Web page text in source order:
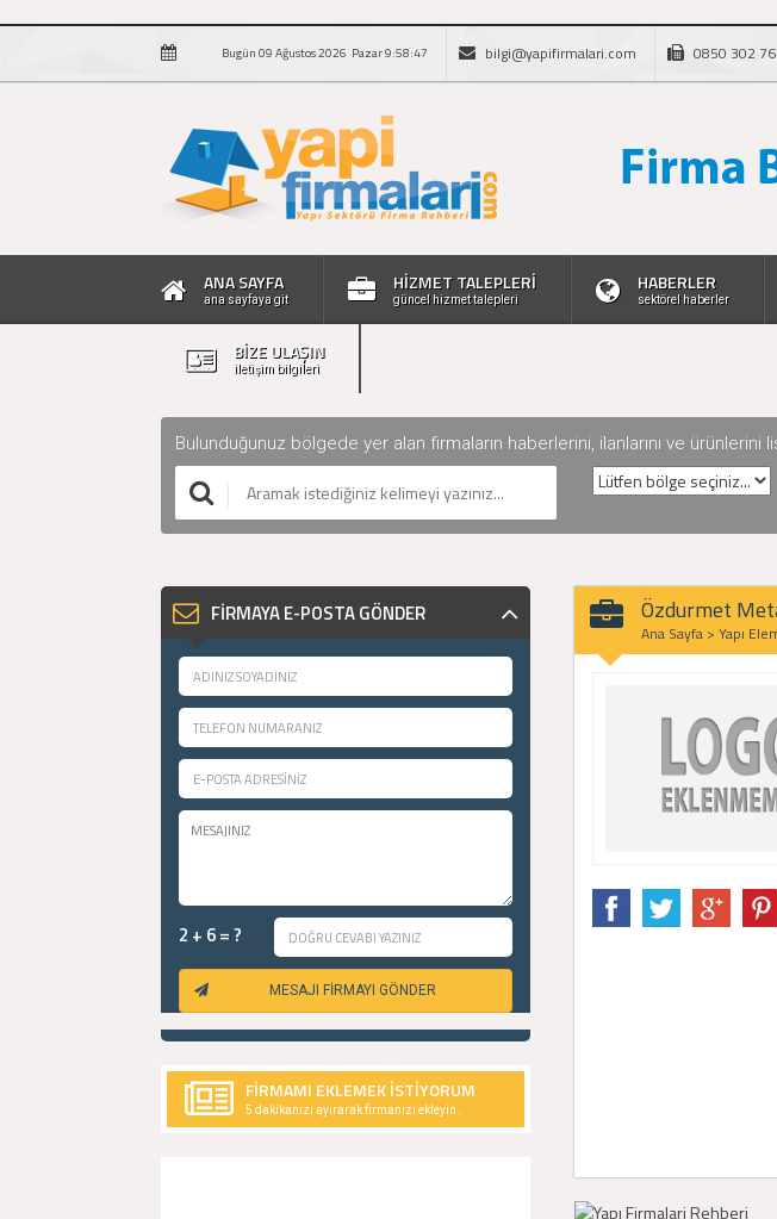
Bugün 09 Ağustos 2026 Pazar 9:58:48 bilgi@yapifirmalari.com 0850 302
ANA SAYFA
ana sayfaya git
HİZMET TALEPLERİ
güncel hizmet talepleri
HABERLER
sektörel haberler
BİZE ULAŞIN
iletişim bilgileri
Bulunduğunuz bölgede yer alan firmaların haberlerini, ilanlarını ve ürünlerini
FİRMAYA E-POSTA GÖNDER
2 + 6 = ?
MESAJI FİRMAYI GÖNDER
FİRMAMI EKLEMEK İSTİYORUM
5 dakikanızı ayırarak firmanızı ekleyin..
Özdurmet
Ana Sayfa > Yapı